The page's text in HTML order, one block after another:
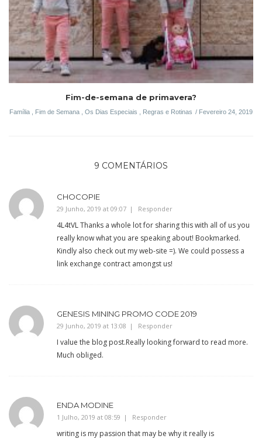
Fim-de-semana de primavera?
Família Fim de Semana Os Dias Especiais Regras e Rotinas Fevereiro 24, 2019
9 COMENTÁRIOS
CHOCOPIE
29 Junho, 2019 at 09:07 Responder
4L4tVL Thanks a whole lot for sharing this with all of us you
really know what you are speaking about! Bookmarked.
Kindly also check out my web-site =). We could possess a
link exchange contract amongst us!
GENESIS MINING PROMO CODE 2019
29 Junho, 2019 at 13:08 Responder
I value the blog post.Really looking forward to read more.
Much obliged.
ENDA MODINE
1 Julho, 2019 at 08:59 Responder
writing is my passion that may be why it really is